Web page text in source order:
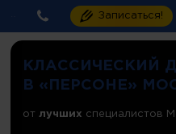
Записаться!
КЛАССИЧЕСКИЙ
В «ПЕРСОНЕ»
от лучших специалистов